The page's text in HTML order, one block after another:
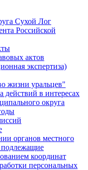
Сухой Лог
Российской
актов
экспертиза)
жизни уральцев"
в интересах
округа
органов местного
подлежащие
координат
персональных